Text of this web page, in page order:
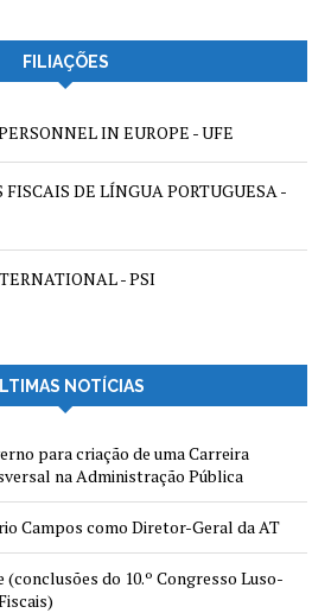
FILIAÇÕES
IN EUROPE - UFE
FISCAIS DE LÍNGUA PORTUGUESA -
- PSI
NOTÍCIAS
para criação de uma Carreira
na Administração Pública
Campos como Diretor-Geral da AT
do 10.º Congresso Luso-